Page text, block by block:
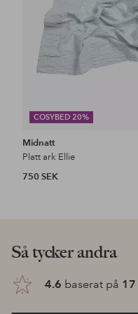
COSYBED 20%
Midnatt
Platt ark Ellie
750 SEK
Så tycker andra
4.6 baserat på 17